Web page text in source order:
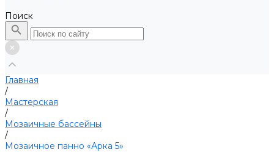
Поиск
Главная
/
Мастерская
/
Мозаичные бассейны
/
Мозаичное панно «Арка 5»